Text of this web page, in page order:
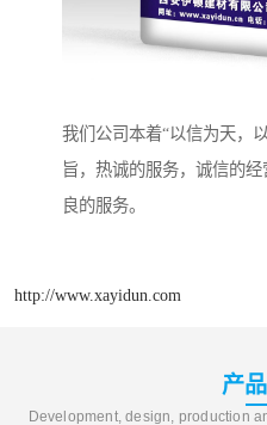
我们公司本着“以信为天，
旨，热诚的服务，诚信的
良的服务。
http://www.xayidun.com
产
Development, design, production